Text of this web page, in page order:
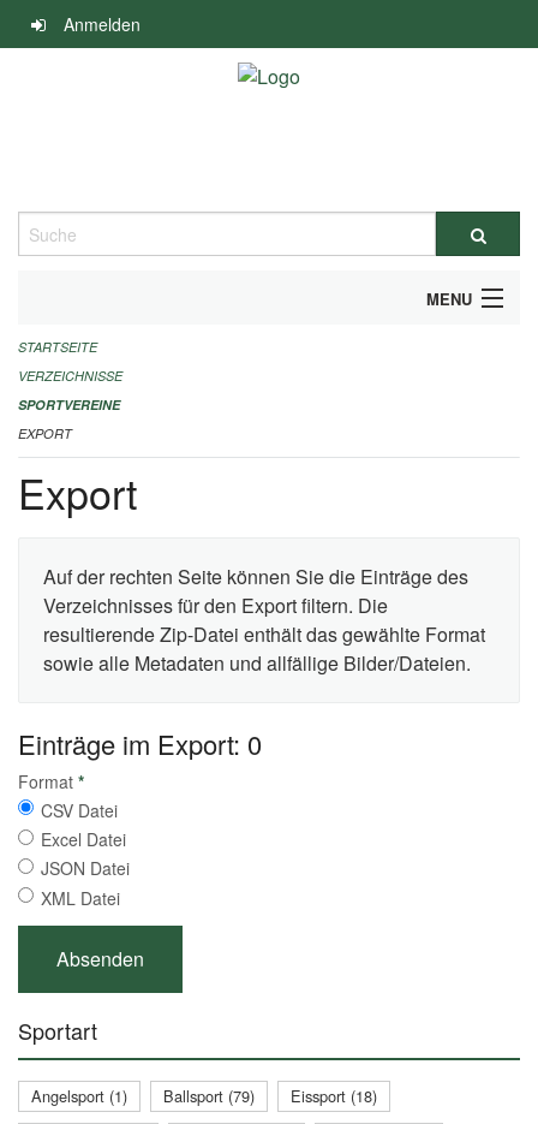
Navigation
überspringen
Anmelden
Suche
MENU
ALLGEMEINE INFORMATIONEN
FINANZIELLE UNTERSTÜTZUNG BENÖTIGT?
KONTAKT
STARTSEITE
VERZEICHNISSE
SPORTVEREINE
EXPORT
Export
Auf der rechten Seite können Sie die Einträge des
Verzeichnisses für den Export filtern. Die
resultierende Zip-Datei enthält das gewählte Format
sowie alle Metadaten und allfällige Bilder/Dateien.
Einträge im Export: 0
Format *
CSV Datei
Excel Datei
JSON Datei
XML Datei
Sportart
Angelsport (1) Ballsport (79)
Eissport (18)